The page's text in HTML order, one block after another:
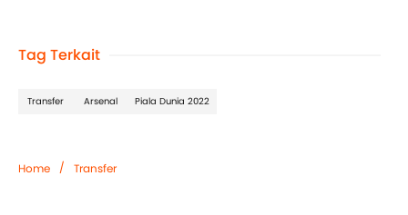
Tag Terkait
Transfer Arsenal Piala Dunia 2022
Home / Transfer